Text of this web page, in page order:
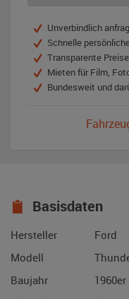
Unverbindlich
Schnelle
Transparente Preise
Mieten für Film,
Bundesweit und
Basisdaten
Hersteller
Ford
Modell
Baujahr